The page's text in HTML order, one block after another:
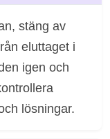
stäng av
eluttaget i
igen och
lösningar.